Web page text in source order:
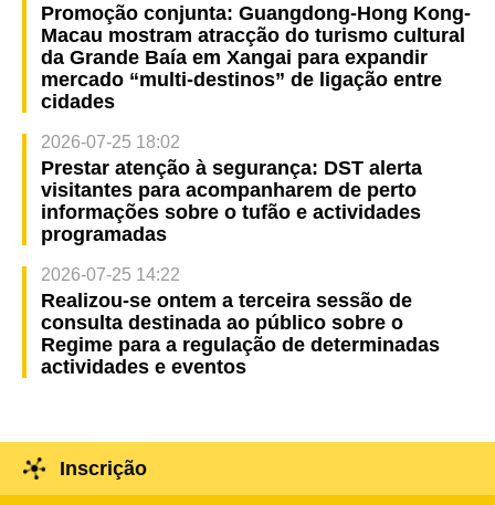
Promoção conjunta: Guangdong-Hong Kong-
Macau mostram atracção do turismo cultural
da Grande Baía em Xangai para expandir
mercado “multi-destinos” de ligação entre
cidades
2026-07-25 18:02
Prestar atenção à segurança: DST alerta
visitantes para acompanharem de perto
informações sobre o tufão e actividades
programadas
2026-07-25 14:22
Realizou-se ontem a terceira sessão de
consulta destinada ao público sobre o
Regime para a regulação de determinadas
actividades e eventos
Inscrição